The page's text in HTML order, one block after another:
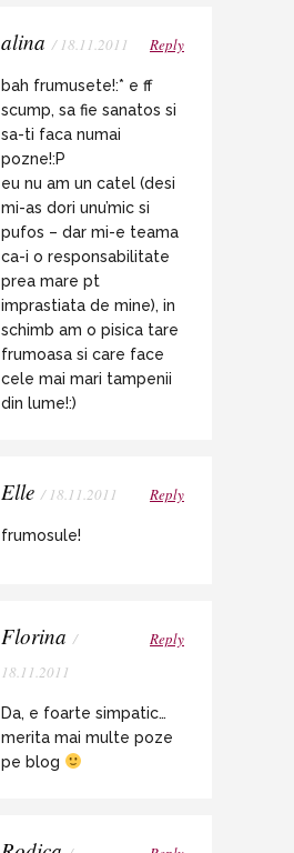
alina / 18.11.2011 Reply
bah frumusete!:* e ff
scump, sa fie sanatos si
sa-ti faca numai
pozne!:P
eu nu am un catel (desi
mi-as dori unu’mic si
pufos – dar mi-e teama
ca-i o responsabilitate
prea mare pt
imprastiata de mine), in
schimb am o pisica tare
frumoasa si care face
cele mai mari tampenii
din lume!:)
Elle / 18.11.2011 Reply
frumosule!
Florina /
18.11.2011
Reply
Da, e foarte simpatic…
merita mai multe poze
pe blog